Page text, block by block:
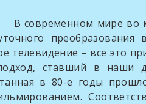
мире во многих
телевидение – все это
ставший в наши
в 80-е годы